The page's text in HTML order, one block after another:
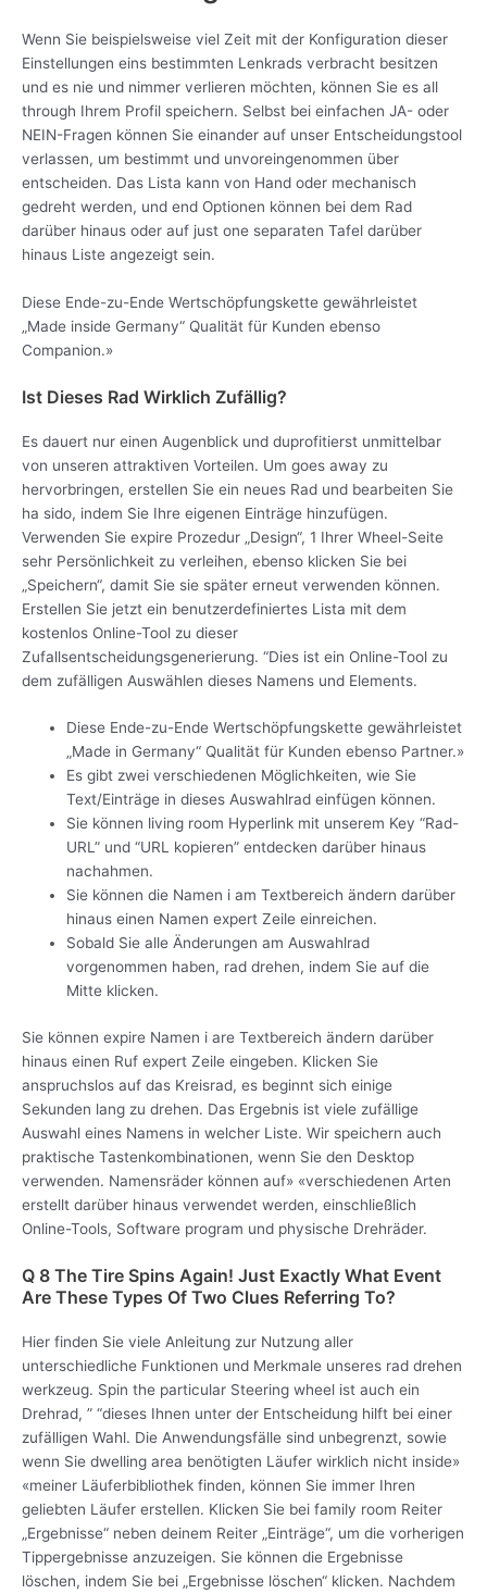
Wenn Sie beispielsweise viel Zeit mit der Konfiguration dieser
Einstellungen eins bestimmten Lenkrads verbracht besitzen
und es nie und nimmer verlieren möchten, können Sie es all
through Ihrem Profil speichern. Selbst bei einfachen JA- oder
NEIN-Fragen können Sie einander auf unser Entscheidungstool
verlassen, um bestimmt und unvoreingenommen über
entscheiden. Das Lista kann von Hand oder mechanisch
gedreht werden, und end Optionen können bei dem Rad
darüber hinaus oder auf just one separaten Tafel darüber
hinaus Liste angezeigt sein.
Diese Ende-zu-Ende Wertschöpfungskette gewährleistet
„Made inside Germany“ Qualität für Kunden ebenso
Companion.»
Ist Dieses Rad Wirklich Zufällig?
Es dauert nur einen Augenblick und duprofitierst unmittelbar
von unseren attraktiven Vorteilen. Um goes away zu
hervorbringen, erstellen Sie ein neues Rad und bearbeiten Sie
ha sido, indem Sie Ihre eigenen Einträge hinzufügen.
Verwenden Sie expire Prozedur „Design“, 1 Ihrer Wheel-Seite
sehr Persönlichkeit zu verleihen, ebenso klicken Sie bei
„Speichern“, damit Sie sie später erneut verwenden können.
Erstellen Sie jetzt ein benutzerdefiniertes Lista mit dem
kostenlos Online-Tool zu dieser
Zufallsentscheidungsgenerierung. “Dies ist ein Online-Tool zu
dem zufälligen Auswählen dieses Namens und Elements.
Diese Ende-zu-Ende Wertschöpfungskette gewährleistet
„Made in Germany“ Qualität für Kunden ebenso Partner.»
Es gibt zwei verschiedenen Möglichkeiten, wie Sie
Text/Einträge in dieses Auswahlrad einfügen können.
Sie können living room Hyperlink mit unserem Key “Rad-
URL” und “URL kopieren” entdecken darüber hinaus
nachahmen.
Sie können die Namen i am Textbereich ändern darüber
hinaus einen Namen expert Zeile einreichen.
Sobald Sie alle Änderungen am Auswahlrad
vorgenommen haben, rad drehen, indem Sie auf die
Mitte klicken.
Sie können expire Namen i are Textbereich ändern darüber
hinaus einen Ruf expert Zeile eingeben. Klicken Sie
anspruchslos auf das Kreisrad, es beginnt sich einige
Sekunden lang zu drehen. Das Ergebnis ist viele zufällige
Auswahl eines Namens in welcher Liste. Wir speichern auch
praktische Tastenkombinationen, wenn Sie den Desktop
verwenden. Namensräder können auf» «verschiedenen Arten
erstellt darüber hinaus verwendet werden, einschließlich
Online-Tools, Software program und physische Drehräder.
Q 8 The Tire Spins Again! Just Exactly What Event
Are These Types Of Two Clues Referring To?
Hier finden Sie viele Anleitung zur Nutzung aller
unterschiedliche Funktionen und Merkmale unseres rad drehen
werkzeug. Spin the particular Steering wheel ist auch ein
Drehrad, ” “dieses Ihnen unter der Entscheidung hilft bei einer
zufälligen Wahl. Die Anwendungsfälle sind unbegrenzt, sowie
wenn Sie dwelling area benötigten Läufer wirklich nicht inside»
«meiner Läuferbibliothek finden, können Sie immer Ihren
geliebten Läufer erstellen. Klicken Sie bei family room Reiter
„Ergebnisse“ neben deinem Reiter „Einträge“, um die vorherigen
Tippergebnisse anzuzeigen. Sie können die Ergebnisse
löschen, indem Sie bei „Ergebnisse löschen“ klicken. Nachdem